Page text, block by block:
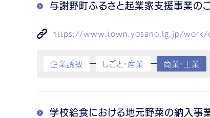
与謝野町ふるさと起業家支援事業の
https://www.town.yosano.lg.jp/work/
企業誘致 しごと・産業 商業・工業
学校給食における地元野菜の納入事